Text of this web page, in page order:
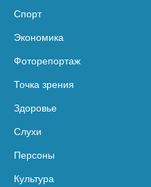
Спорт
Экономика
Фоторепортаж
Точка зрения
Здоровье
Слухи
Персоны
Культура